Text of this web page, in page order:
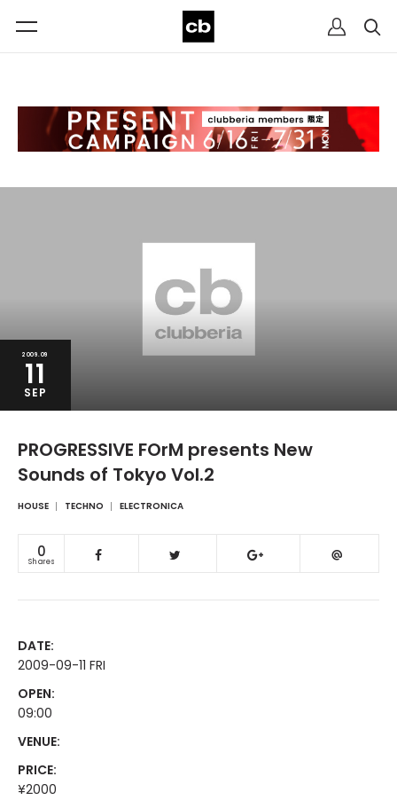
2009.09
11
SEP
PROGRESSIVE FOrM presents New
Sounds of Tokyo Vol.2
HOUSE TECHNO ELECTRONICA
0
Shares
DATE:
2009-09-11 FRI
OPEN:
09:00
VENUE:
PRICE:
¥2000